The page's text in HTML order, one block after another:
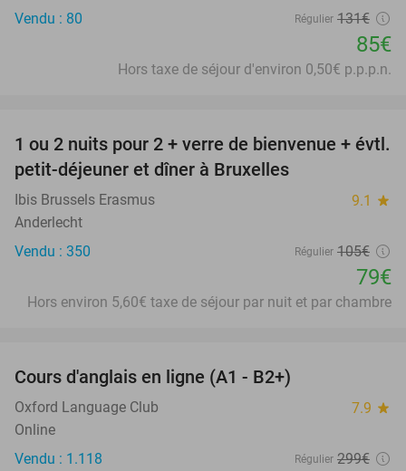
Vendu : 80
Régulier 131€
85€
Hors taxe de séjour d'environ 0,50€ p.p.p.n.
25%
1 ou 2 nuits pour 2 + verre de bienvenue + évtl.
petit-déjeuner et dîner à Bruxelles
Ibis Brussels Erasmus 9.1 star
Anderlecht
Vendu : 350
Régulier 105€
79€
Hors environ 5,60€ taxe de séjour par nuit et par chambre
Cours d'anglais en ligne (A1 - B2+)
Oxford Language Club 7.9 star
Online
Vendu : 1.118
Régulier 299€